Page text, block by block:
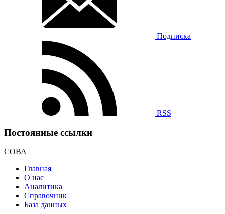
Подписка
RSS
Постоянные ссылки
СОВА
Главная
О нас
Аналитика
Справочник
База данных